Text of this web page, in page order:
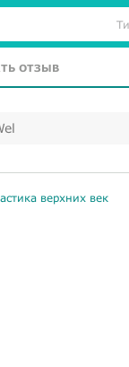
ОТЗЫВ
верхних век